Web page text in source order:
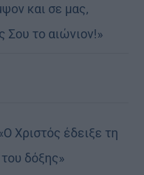
και σε μας,
Σου το αιώνιον!»
Χριστός έδειξε τη
δόξης»